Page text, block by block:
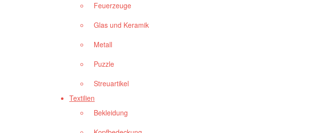
Feuerzeuge
Glas und Keramik
Metall
Puzzle
Streuartikel
Textilien
Bekleidung